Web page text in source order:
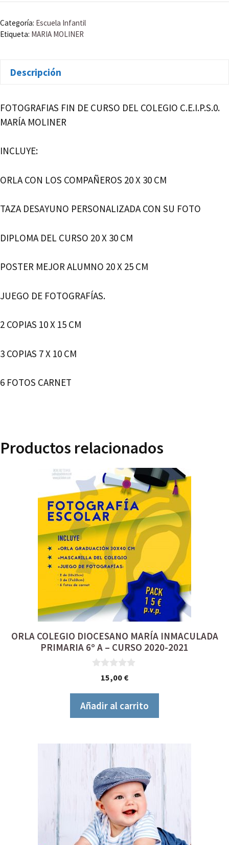
MOLINER
INFANTIL
5
Categoría: Escuela Infantil
Etiqueta: MARIA MOLINER
Descripción
FOTOGRAFIAS FIN DE CURSO DEL COLEGIO C.E.I.P.S.0.
MARÍA MOLINER
INCLUYE:
ORLA CON LOS COMPAÑEROS 20 X 30 CM
TAZA DESAYUNO PERSONALIZADA CON SU FOTO
DIPLOMA DEL CURSO 20 X 30 CM
POSTER MEJOR ALUMNO 20 X 25 CM
JUEGO DE FOTOGRAFÍAS.
2 COPIAS 10 X 15 CM
3 COPIAS 7 X 10 CM
6 FOTOS CARNET
Productos relacionados
ORLA COLEGIO DIOCESANO MARÍA INMACULADA
PRIMARIA 6º A – CURSO 2020-2021
15,00 €
Añadir al carrito